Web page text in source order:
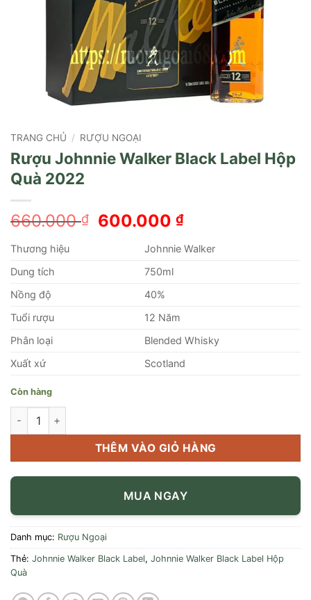
TRANG CHỦ / RƯỢU NGOẠI
Rượu Johnnie Walker Black Label Hộp
Quà 2022
660.000₫
Giá
660.000 ₫.
600.000₫Giá
tại
Thương hiệu
Johnnie Walker
Dung tích
750ml
Nồng độ
40%
Tuổi rượu
12 Năm
Phân loại
Blended Whisky
Xuất xứ
Scotland
Còn hàng
Rượu Johnnie Walker Black Label Hộp Quà 2022 số lượng
THÊM VÀO GIỎ HÀNG
MUA NGAY
Danh mục: Rượu Ngoại
Thẻ: Johnnie Walker Black Label, Johnnie Walker Black Label Hộp
Quà